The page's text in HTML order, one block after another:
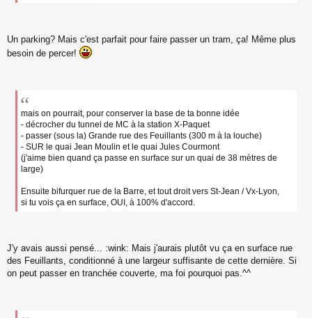
Un parking? Mais c'est parfait pour faire passer un tram, ça! Même plus
besoin de percer!
mais on pourrait, pour conserver la base de ta bonne idée
- décrocher du tunnel de MC à la station X-Paquet
- passer (sous la) Grande rue des Feuillants (300 m à la louche)
- SUR le quai Jean Moulin et le quai Jules Courmont
(j'aime bien quand ça passe en surface sur un quai de 38 mètres de
large)
Ensuite bifurquer rue de la Barre, et tout droit vers St-Jean / Vx-Lyon,
si tu vois ça en surface, OUI, à 100% d'accord.
J'y avais aussi pensé... :wink: Mais j'aurais plutôt vu ça en surface rue
des Feuillants, conditionné à une largeur suffisante de cette dernière. Si
on peut passer en tranchée couverte, ma foi pourquoi pas.^^